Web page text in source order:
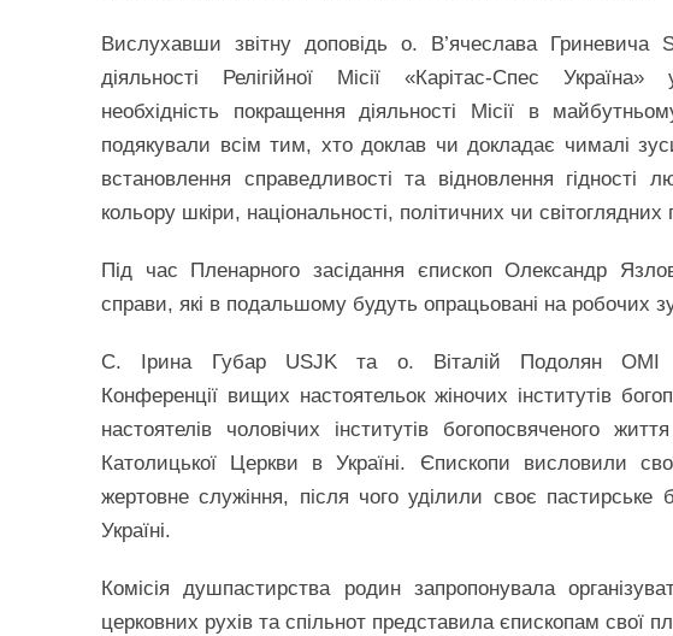
Вислухавши звітну доповідь о. В’ячеслава Гриневича
діяльності Релігійної Місії «Карітас-Спес
необхідність покращення діяльності Місії в
подякували всім тим, хто доклав чи докладає чималі
встановлення справедливості та відновлення гідності
кольору шкіри, національності, політичних чи світоглядних
Під час Пленарного засідання єпископ Олександр
справи, які в подальшому будуть опрацьовані на робочих
С. Ірина Губар USJK та о. Віталій Подолян OMI
Конференції вищих настоятельок жіночих інститутів
настоятелів чоловічих інститутів богопосвяченого
Католицької Церкви в Україні. Єпископи висловили
жертовне служіння, після чого уділили своє
Україні.
Комісія душпастирства родин запропонувала
церковних рухів та спільнот представила єпископам свої